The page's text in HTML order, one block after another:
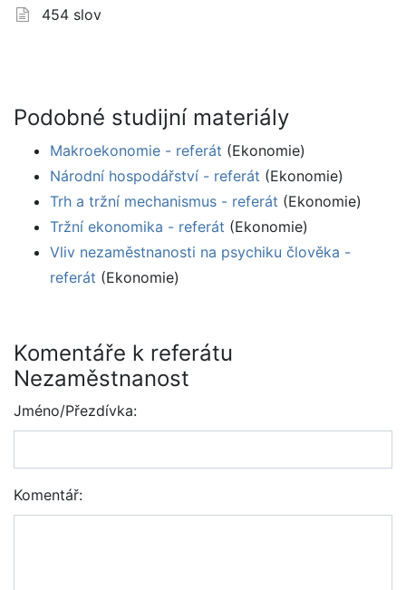
454 slov
Podobné studijní materiály
Makroekonomie - referát (Ekonomie)
Národní hospodářství - referát (Ekonomie)
Trh a tržní mechanismus - referát (Ekonomie)
Tržní ekonomika - referát (Ekonomie)
Vliv nezaměstnanosti na psychiku člověka -
referát (Ekonomie)
Komentáře k referátu
Nezaměstnanost
Jméno/Přezdívka:
Komentář: